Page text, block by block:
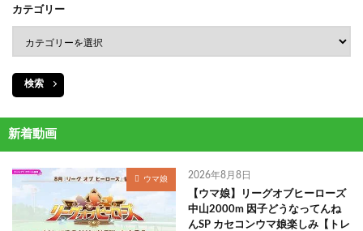
カテゴリー
検索
新着動画
ウマ娘 2026年8月8日
【ウマ娘】リーグオブヒーローズ
中山2000m 因子どうなってんね
んSP カセコンウマ娘楽しみ【トレ